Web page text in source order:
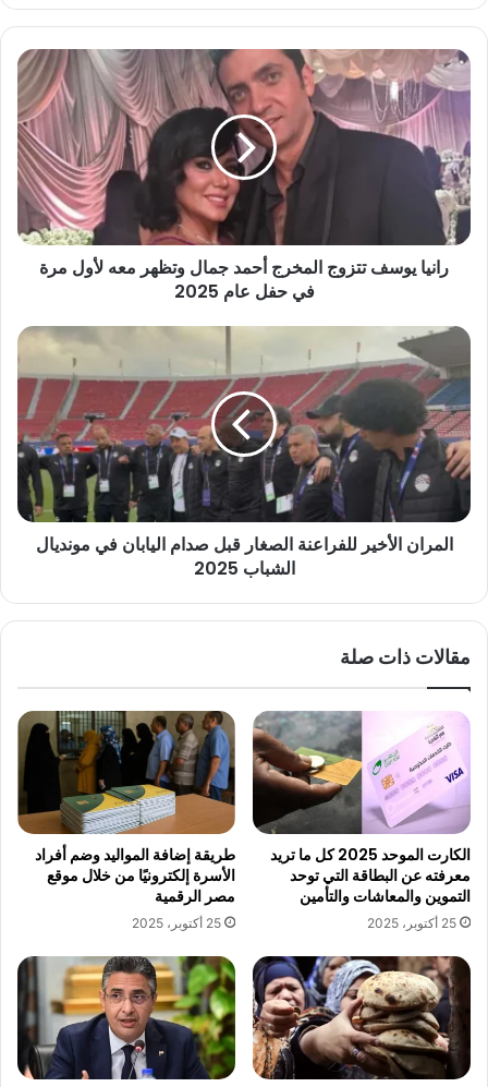
رانيا
يوسف
المخرج
أحمد
جمال
وتظهر
معه
لأول
عام
رانيا يوسف تتزوج المخرج أحمد جمال وتظهر معه لأول مرة
في حفل عام 2025
المران
للفراعنة
الصغار
قبل
صدام
اليابان
مونديال
الشباب
المران الأخير للفراعنة الصغار قبل صدام اليابان في مونديال
الشباب 2025
مقالات ذات صلة
الكارت الموحد 2025 كل ما تريد
معرفته عن البطاقة التي توحد
التموين والمعاشات والتأمين
25 أكتوبر، 2025
طريقة إضافة المواليد وضم أفراد
الأسرة إلكترونيًا من خلال موقع
مصر الرقمية
25 أكتوبر، 2025